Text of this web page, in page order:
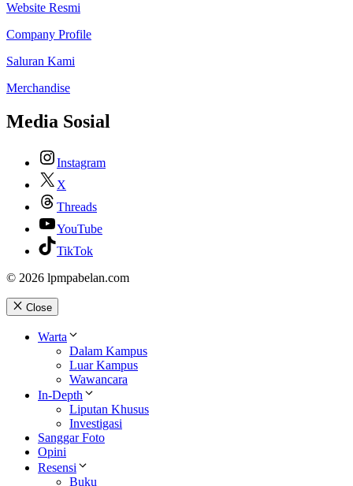
Website Resmi
Company Profile
Saluran Kami
Merchandise
Media Sosial
Instagram
X
Threads
YouTube
TikTok
© 2026 lpmpabelan.com
Close
Warta
Dalam Kampus
Luar Kampus
Wawancara
In-Depth
Liputan Khusus
Investigasi
Sanggar Foto
Opini
Resensi
Buku